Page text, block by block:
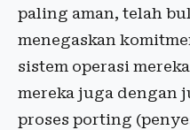
paling aman, telah
menegaskan
sistem operasi
mereka juga dengan
proses porting